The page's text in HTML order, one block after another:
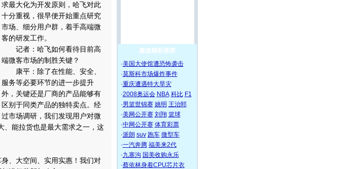
求最大化为开发原则，哈飞对此
十分重视，很早便开始重点研究
市场、细分用户群，着手高端微
客的研发工作。
记者：哈飞如何看待目前高
端微客市场的制胜关键？
康平：除了在性能、安全、
服务等必要环节的进一步提升
外，关键还是厂商的产品能够有
区别于同类产品的独特卖点。经
过市场调研，我们发现用户对微
、能拉货也是最大需求之一，这
、大空间、实用实惠！我们对
频道精彩推荐
·美国大使馆遭恐怖袭击
·莫斯科市场爆炸事件
·重庆遭遇特大旱灾
·2008奥运会 NBA 科比 F1
·男篮世锦赛 姚明 王治郅
·美网公开赛 刘翔 篮球
·中网公开赛 体育彩票
·派朗 suv 跑车 微型车
·一汽奔腾 福美来2代
·九寨沟 国美收购永乐
·蔡依林身着CPU芯片衣